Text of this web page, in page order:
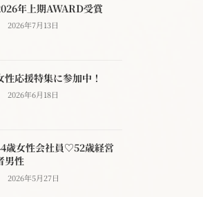
年上期AWARD受賞
2026年7月13日
性応援特集に参加中！
2026年6月18日
歳女性会社員♡52歳経営
男性
2026年5月27日